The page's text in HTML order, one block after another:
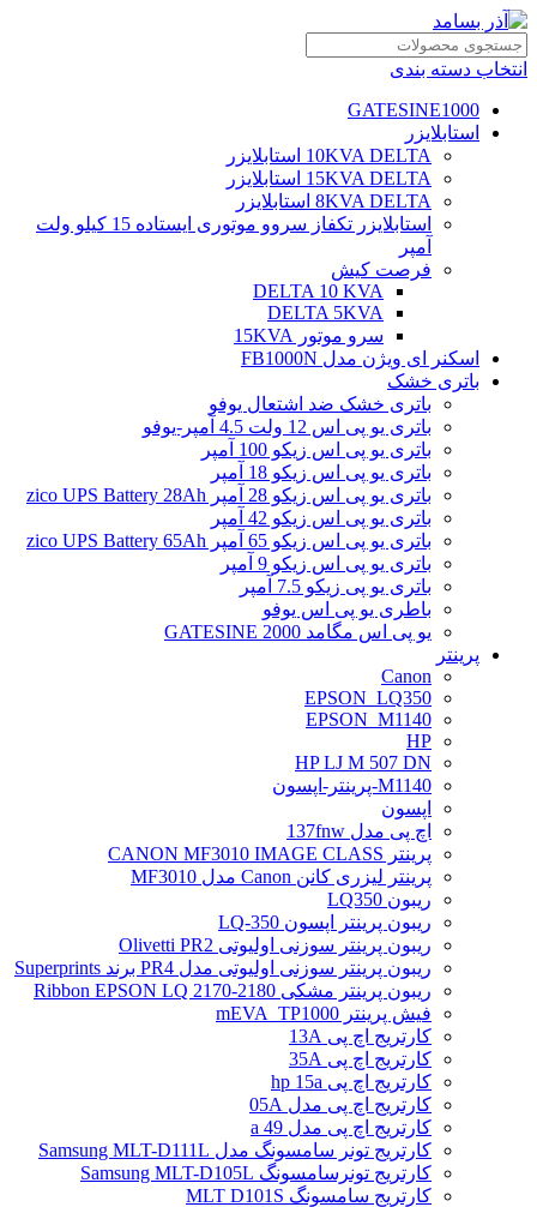
انتخاب دسته بندی
GATESINE1000
استابلایزر
10KVA DELTA استابلایزر
15KVA DELTA استابلایزر
8KVA DELTA استابلایزر
استابلایزر تکفاز سروو موتوری ایستاده 15 کیلو ولت
آمپر
فرصت کیش
DELTA 10 KVA
DELTA 5KVA
سرو موتور 15KVA
اسکنر ای ویژن مدل FB1000N
باتری خشک
باتری خشک ضد اشتعال یوفو
باتری یو پی اس 12 ولت 4.5 آمپر-یوفو
باتری یو پی اس زیکو 100 آمپر
باتری یو پی اس زیکو 18 آمپر
باتری یو پی اس زیکو 28 آمپر zico UPS Battery 28Ah
باتری یو پی اس زیکو 42 آمپر
باتری یو پی اس زیکو 65 آمپر zico UPS Battery 65Ah
باتری یو پی اس زیکو 9 آمپر
باتری یو پی زیکو 7.5 آمپر
باطری یو پی اس یوفو
یو پی اس مگامد GATESINE 2000
پرینتر
Canon
EPSON_LQ350
EPSON_M1140
HP
HP LJ M 507 DN
M1140-پرینتر-اپسون
اپسون
اچ پی مدل 137fnw
پرینتر CANON MF3010 IMAGE CLASS
پرینتر لیزری کانن Canon مدل MF3010
ریبون LQ350
ریبون پرینتر اپسون LQ-350
ریبون پرینتر سوزنی اولیوتی Olivetti PR2
ریبون پرینتر سوزنی اولیوتی مدل PR4 برند Superprints
ریبون پرینتر مشکی Ribbon EPSON LQ 2170-2180
فیش پرینتر mEVA_TP1000
کارتریج اچ پی 13A
کارتریج اچ پی 35A
کارتریج اچ پی hp 15a
کارتریج اچ پی مدل 05A
کارتریج اچ پی مدل 49 a
کارتریج تونر سامسونگ مدل Samsung MLT-D111L
کارتریج تونرسامسونگ Samsung MLT-D105L
کارتریج سامسونگ MLT D101S